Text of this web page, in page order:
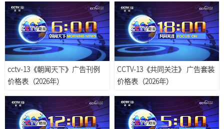
cctv-13《朝闻天下》广告刊例
价格表（2026年）
CCTV-13《共同关注》 广告套装
价格表（2026年）